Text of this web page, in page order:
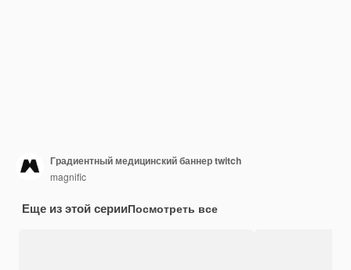
Градиентный медицинский баннер twitch
magnific
Еще из этой серииПосмотреть все